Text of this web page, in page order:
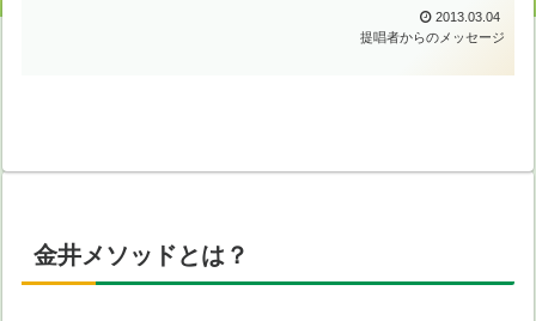
2013.03.04
提唱者からのメッセージ
金井メソッドとは？